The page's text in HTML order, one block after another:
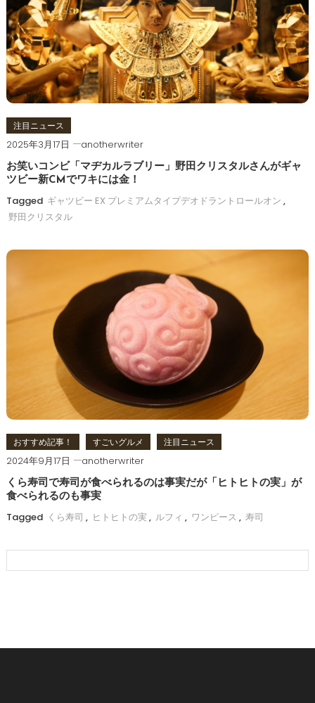
注目ニュース
2025年3月17日 anotherwriter
お笑いコンビ「マヂカルラブリー」野田クリスタルさんがギャ
ツビー新CMでワキには金！
Tagged ギャツビー EX プレミアムタイプデオドラントロールオン ,
野田クリスタル
おすすめ記事！ すごいグルメ 注目ニュース
2024年9月17日 anotherwriter
くら寿司で寿司が食べられるのは事実だが「ヒトヒトの実」が
食べられるのも事実
Tagged くら寿司 , ヒトヒトの実 , ルフィ , ワンピース , 寿司